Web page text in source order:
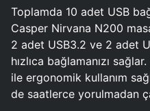
Toplamda 10 adet USB
Casper Nirvana N200
2 adet USB3.2 ve 2 adet
hızlıca bağlamanızı
ile ergonomik kullanım
de saatlerce yorulmadan